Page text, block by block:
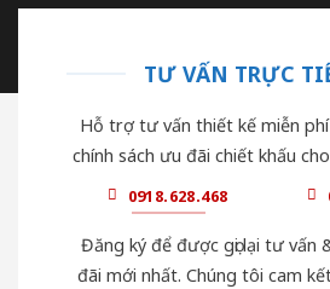
TƯ VẤN TRỰC
Hỗ trợ tư vấn thiết kế miễn
chính sách ưu đãi chiết khấu
0918.628.468
Đăng ký để được gọi lại tư vấn
đãi mới nhất. Chúng tôi cam